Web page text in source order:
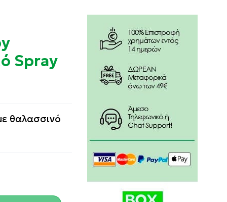
Spray
θαλασσινό